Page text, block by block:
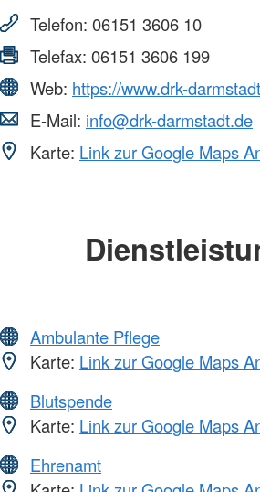
Telefon: 06151 3606 10
Telefax: 06151 3606 199
Web: https://www.drk-
E-Mail: info@drk-darmstadt.de
Karte: Link zur Google Maps
Ambulante Pflege
Karte: Link zur Google Maps
Blutspende
Karte: Link zur Google Maps
Ehrenamt